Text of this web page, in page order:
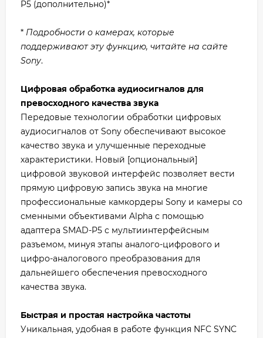
P5 (дополнительно)*
* Подробности о камерах, которые
поддерживают эту функцию, читайте на сайте
Sony.
Цифровая обработка аудиосигналов для
превосходного качества звука
Передовые технологии обработки цифровых
аудиосигналов от Sony обеспечивают высокое
качество звука и улучшенные переходные
характеристики. Новый [опциональный]
цифровой звуковой интерфейс позволяет вести
прямую цифровую запись звука на многие
профессиональные камкордеры Sony и камеры со
сменными объективами Alpha с помощью
адаптера SMAD-P5 с мультиинтерфейсным
разъемом, минуя этапы аналого-цифрового и
цифро-аналогового преобразования для
дальнейшего обеспечения превосходного
качества звука.
Быстрая и простая настройка частоты
Уникальная, удобная в работе функция NFC SYNC